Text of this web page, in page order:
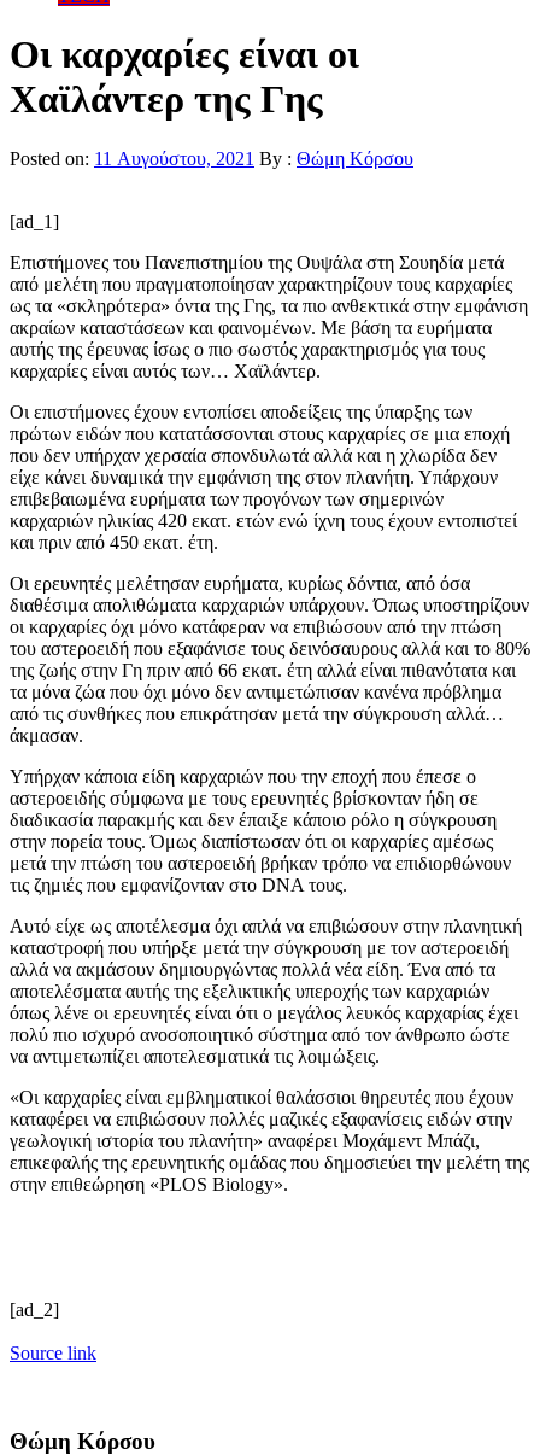
Οι καρχαρίες είναι οι
Χαϊλάντερ της Γης
Posted on: 11 Αυγούστου, 2021 By : Θώμη Κόρσου
[ad_1]
Επιστήμονες του Πανεπιστημίου της Ουψάλα στη Σουηδία μετά
από μελέτη που πραγματοποίησαν χαρακτηρίζουν τους καρχαρίες
ως τα «σκληρότερα» όντα της Γης, τα πιο ανθεκτικά στην εμφάνιση
ακραίων καταστάσεων και φαινομένων. Με βάση τα ευρήματα
αυτής της έρευνας ίσως ο πιο σωστός χαρακτηρισμός για τους
καρχαρίες είναι αυτός των… Χαϊλάντερ.
Οι επιστήμονες έχουν εντοπίσει αποδείξεις της ύπαρξης των
πρώτων ειδών που κατατάσσονται στους καρχαρίες σε μια εποχή
που δεν υπήρχαν χερσαία σπονδυλωτά αλλά και η χλωρίδα δεν
είχε κάνει δυναμικά την εμφάνιση της στον πλανήτη. Υπάρχουν
επιβεβαιωμένα ευρήματα των προγόνων των σημερινών
καρχαριών ηλικίας 420 εκατ. ετών ενώ ίχνη τους έχουν εντοπιστεί
και πριν από 450 εκατ. έτη.
Οι ερευνητές μελέτησαν ευρήματα, κυρίως δόντια, από όσα
διαθέσιμα απολιθώματα καρχαριών υπάρχουν. Όπως υποστηρίζουν
οι καρχαρίες όχι μόνο κατάφεραν να επιβιώσουν από την πτώση
του αστεροειδή που εξαφάνισε τους δεινόσαυρους αλλά και το 80%
της ζωής στην Γη πριν από 66 εκατ. έτη αλλά είναι πιθανότατα και
τα μόνα ζώα που όχι μόνο δεν αντιμετώπισαν κανένα πρόβλημα
από τις συνθήκες που επικράτησαν μετά την σύγκρουση αλλά…
άκμασαν.
Υπήρχαν κάποια είδη καρχαριών που την εποχή που έπεσε ο
αστεροειδής σύμφωνα με τους ερευνητές βρίσκονταν ήδη σε
διαδικασία παρακμής και δεν έπαιξε κάποιο ρόλο η σύγκρουση
στην πορεία τους. Όμως διαπίστωσαν ότι οι καρχαρίες αμέσως
μετά την πτώση του αστεροειδή βρήκαν τρόπο να επιδιορθώνουν
τις ζημιές που εμφανίζονταν στο DNA τους.
Αυτό είχε ως αποτέλεσμα όχι απλά να επιβιώσουν στην πλανητική
καταστροφή που υπήρξε μετά την σύγκρουση με τον αστεροειδή
αλλά να ακμάσουν δημιουργώντας πολλά νέα είδη. Ένα από τα
αποτελέσματα αυτής της εξελικτικής υπεροχής των καρχαριών
όπως λένε οι ερευνητές είναι ότι ο μεγάλος λευκός καρχαρίας έχει
πολύ πιο ισχυρό ανοσοποιητικό σύστημα από τον άνθρωπο ώστε
να αντιμετωπίζει αποτελεσματικά τις λοιμώξεις.
«Οι καρχαρίες είναι εμβληματικοί θαλάσσιοι θηρευτές που έχουν
καταφέρει να επιβιώσουν πολλές μαζικές εξαφανίσεις ειδών στην
γεωλογική ιστορία του πλανήτη» αναφέρει Μοχάμεντ Μπάζι,
επικεφαλής της ερευνητικής ομάδας που δημοσιεύει την μελέτη της
στην επιθεώρηση «PLOS Biology».
[ad_2]
Source link
Θώμη Κόρσου